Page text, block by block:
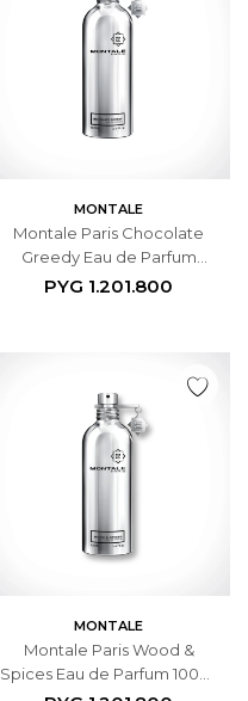
MONTALE
Montale Paris Chocolate
Greedy Eau de Parfum
100ml - Unisex
PYG 1.201.800
MONTALE
Montale Paris Wood &
Spices Eau de Parfum 100ml